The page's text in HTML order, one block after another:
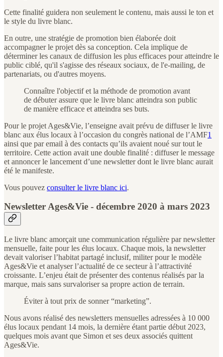
Cette finalité guidera non seulement le contenu, mais aussi le ton et
le style du livre blanc.
En outre, une stratégie de promotion bien élaborée doit
accompagner le projet dès sa conception. Cela implique de
déterminer les canaux de diffusion les plus efficaces pour atteindre le
public ciblé, qu'il s'agisse des réseaux sociaux, de l'e-mailing, de
partenariats, ou d'autres moyens.
Connaître l'objectif et la méthode de promotion avant
de débuter assure que le livre blanc atteindra son public
de manière efficace et atteindra ses buts.
Pour le projet Ages&Vie, l’enseigne avait prévu de diffuser le livre
blanc aux élus locaux à l’occasion du congrès national de l’AMF1
ainsi que par email à des contacts qu’ils avaient noué sur tout le
territoire. Cette action avait une double finalité : diffuser le message
et annoncer le lancement d’une newsletter dont le livre blanc aurait
été le manifeste.
Vous pouvez consulter le livre blanc ici.
Newsletter Ages&Vie - décembre 2020 à mars 2023
Le livre blanc amorçait une communication régulière par newsletter
mensuelle, faite pour les élus locaux. Chaque mois, la newsletter
devait valoriser l’habitat partagé inclusif, militer pour le modèle
Ages&Vie et analyser l’actualité de ce secteur à l’attractivité
croissante. L’enjeu était de présenter des contenus réalisés par la
marque, mais sans survaloriser sa propre action de terrain.
Éviter à tout prix de sonner “marketing”.
Nous avons réalisé des newsletters mensuelles adressées à 10 000
élus locaux pendant 14 mois, la dernière étant partie début 2023,
quelques mois avant que Simon et ses deux associés quittent
Ages&Vie.